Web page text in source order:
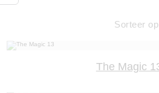
Sorteer op
The Magic